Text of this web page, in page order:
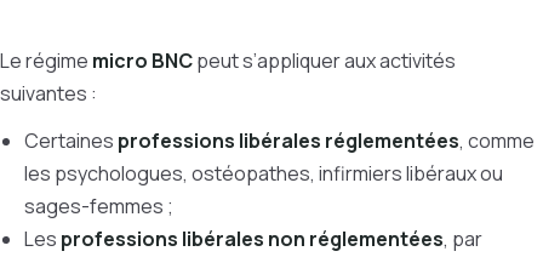
Le régime micro BNCpeut s’appliquer aux activités
suivantes :
Certaines professions libérales réglementées, comme
les psychologues, ostéopathes, infirmiers libéraux ou
sages-femmes ;
Les professions libérales non réglementées, par